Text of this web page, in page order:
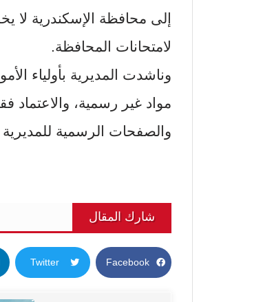
إلى محافظة الإسكندرية لا
لامتحانات المحافظة.
وناشدت المديرية بأولياء
مواد غير رسمية، والاعتماد
والصفحات الرسمية للمديرية
شارك المقال
Facebook
Twitter